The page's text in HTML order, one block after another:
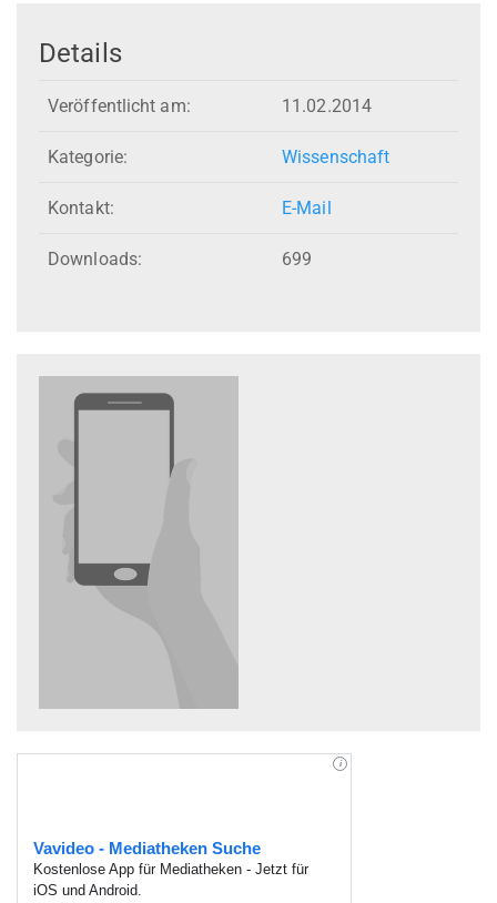
Details
Veröffentlicht am: 11.02.2014
Kategorie: Wissenschaft
Kontakt: E-Mail
Downloads: 699